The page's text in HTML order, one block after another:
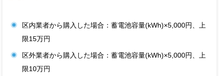
区内業者から購入した場合：蓄電池容量(kWh)×5,000円、上
限15万円
区外業者から購入した場合：蓄電池容量(kWh)×5,000円、上
限10万円